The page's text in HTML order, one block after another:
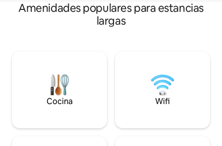
Amenidades populares para estancias
largas
Cocina Wifi